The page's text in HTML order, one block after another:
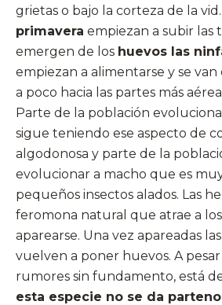
grietas o bajo la corteza de la
primavera empiezan a subir las
emergen de los huevos las
empiezan a alimentarse y se
a poco hacia las partes más
Parte de la población
sigue teniendo ese aspecto de
algodonosa y parte de la
evolucionar a macho que es
pequeños insectos alados. Las
feromona natural que atrae a
aparearse. Una vez apareadas
vuelven a poner huevos. A
rumores sin fundamento, está
esta especie no se da